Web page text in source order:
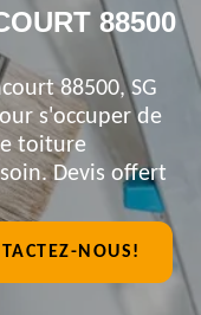
88500
88500, SG
s'occuper de
toiture
Devis offert
NOUS!